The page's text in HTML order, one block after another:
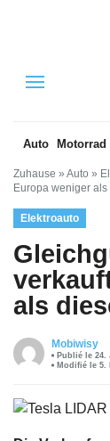
Menu
Auto
Zuhause » Auto »
Europa weniger
Elektroauto
als
Mobiwisy
Publié le 24.
Modifié le 5.